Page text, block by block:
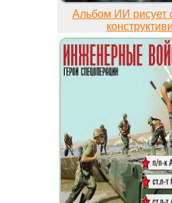
Альбом ИИ рисует